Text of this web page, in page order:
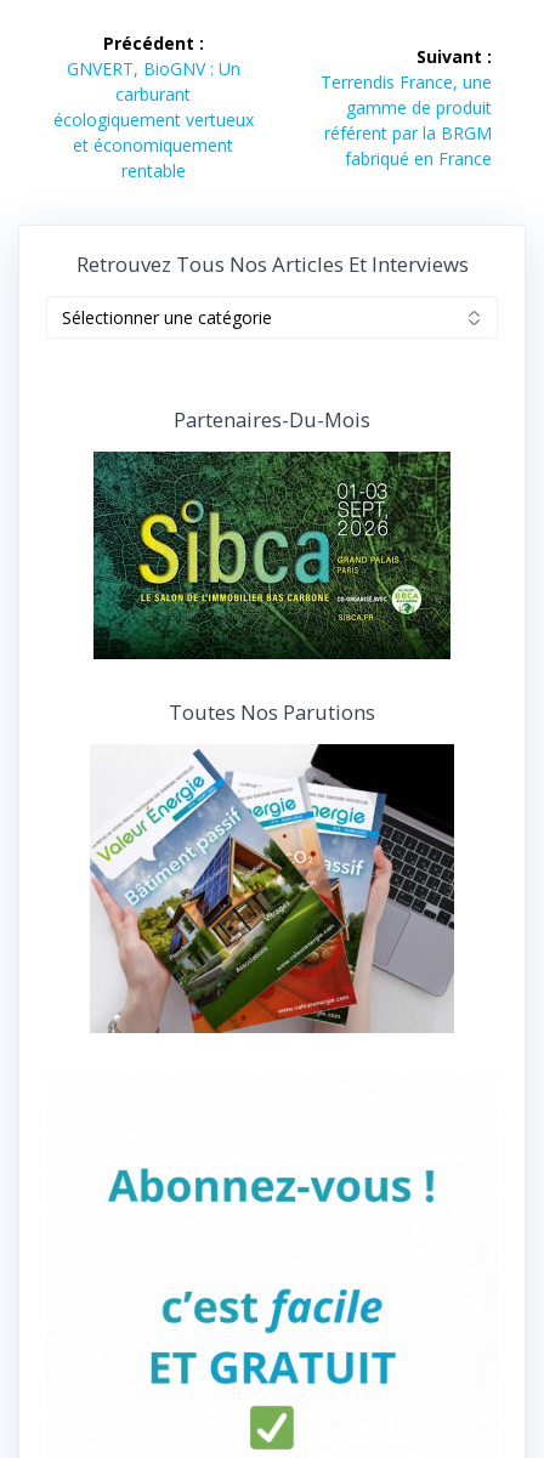
Navigation
de
l’article
Précédent :
Article
précédent :
GNVERT, BioGNV : Un
carburant
écologiquement vertueux
et économiquement
rentable
Suivant :
Article
suivant :
Terrendis France, une
gamme de produit
référent par la BRGM
fabriqué en France
Retrouvez Tous Nos Articles Et Interviews
interviews
Partenaires-Du-Mois
Toutes Nos Parutions